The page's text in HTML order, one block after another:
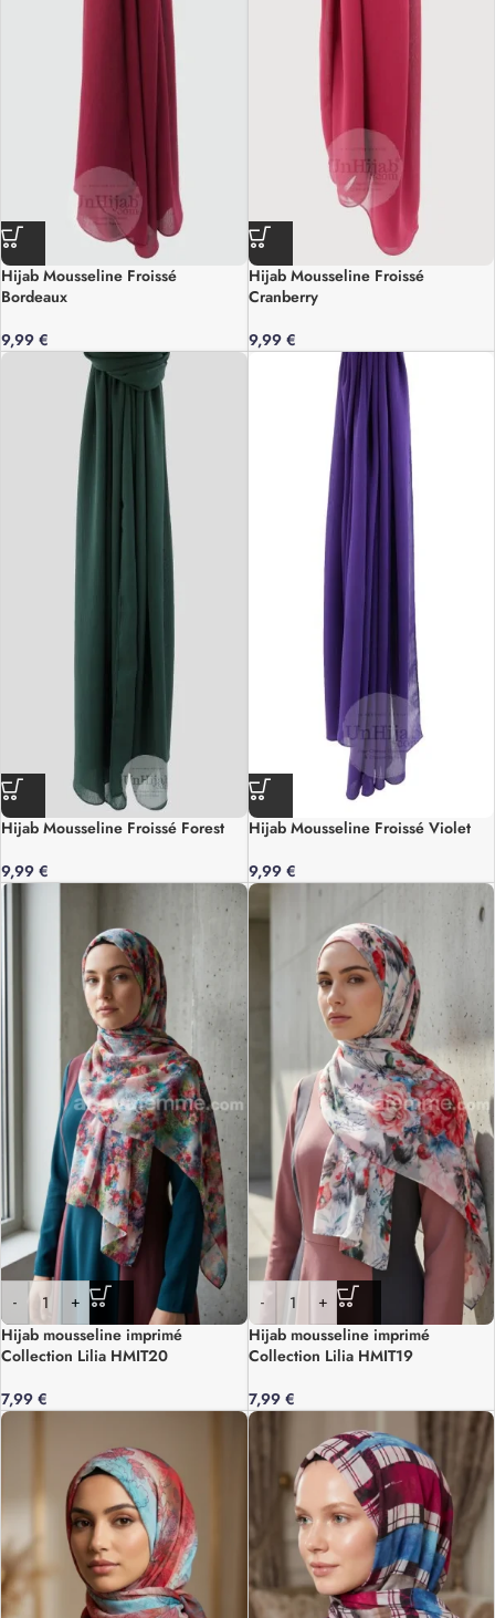
Hijab Mousseline Froissé
Bordeaux
9,99 €
Hijab Mousseline Froissé
Cranberry
9,99 €
Hijab Mousseline Froissé Forest
9,99 €
Hijab Mousseline Froissé Violet
9,99 €
-
+
Hijab mousseline imprimé
Collection Lilia HMIT20
7,99 €
-
+
Hijab mousseline imprimé
Collection Lilia HMIT19
7,99 €